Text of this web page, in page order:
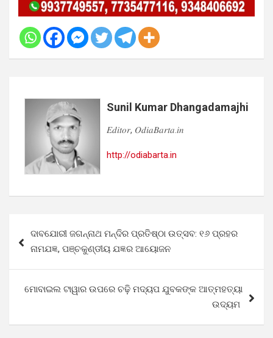
Sunil Kumar Dhangadamajhi
𝐸𝑑𝑖𝑡𝑜𝑟, 𝑂𝑑𝑖𝑎𝐵𝑎𝑟𝑡𝑎.𝑖𝑛
http://odiabarta.in
navigation
ଦାବଯୋରୀ ଜଗନ୍ନାଥ ମନ୍ଦିର ପ୍ରତିଷ୍ଠା ଉତ୍ସବ: ୧୬ ପ୍ରହର
ନାମଯଜ୍ଞ, ପଞ୍ଚକୁଣ୍ଡୀୟ ଯଜ୍ଞର ଆୟୋଜନ
ମୋବାଇଲ ଟାୱାର ଉପରେ ଚଢ଼ି ମଦ୍ୟପ ଯୁବକଙ୍କ ଆତ୍ମହତ୍ୟା
ଉଦ୍ୟମ